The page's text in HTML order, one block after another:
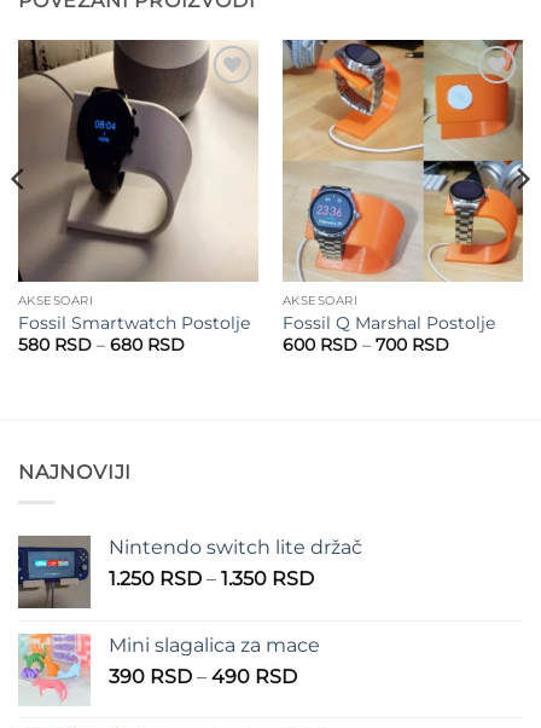
Add to
wishlist
AKSESOARI
Fossil Smartwatch Postolje
580 RSD – 680 RSDRaspon
Add to
wishlist
AKSESOARI
Fossil Q Marshal Postolje
600 RSD – 700 RSDRaspon
NAJNOVIJI
Nintendo switch lite držač
1.250 RSD – 1.350 RSDRaspon
1.250 RSD
Mini slagalica za mace
390 RSD – 490 RSDRaspon